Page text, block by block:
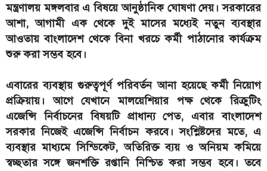
মন্ত্রণালয় মঙ্গলবার এ বিষয়ে আনুষ্ঠানিক ঘোষণা দেয়। সরকারের
আশা, আগামী এক থেকে দুই মাসের মধ্যেই নতুন ব্যবস্থার
আওতায় বাংলাদেশ থেকে বিনা খরচে কর্মী পাঠানোর কার্যক্রম
শুরু করা সম্ভব হবে।
এবারের ব্যবস্থায় গুরুত্বপূর্ণ পরিবর্তন আনা হয়েছে কর্মী নিয়োগ
প্রক্রিয়ায়। আগে যেখানে মালয়েশিয়ার পক্ষ থেকে রিক্রুটিং
এজেন্সি নির্বাচনের বিষয়টি প্রাধান্য পেত, এবার বাংলাদেশ
সরকার নিজেই এজেন্সি নির্বাচন করবে। সংশ্লিষ্টদের মতে, এ
ব্যবস্থার মাধ্যমে সিন্ডিকেট, অতিরিক্ত ব্যয় ও অনিয়ম কমিয়ে
স্বচ্ছতার সঙ্গে জনশক্তি রপ্তানি নিশ্চিত করা সম্ভব হবে। তবে